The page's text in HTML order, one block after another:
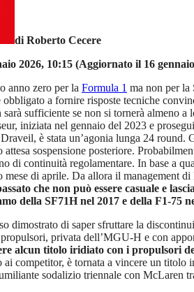
di Roberto Cecere
2026, 10:15 (Aggiornato il 16
anno zero per la Formula 1 ma non per la
a fornire risposte tecniche
sarà sufficiente se non si tornerà almeno
iniziata nel gennaio del 2023 e
è stata un’agonia lunga 24 round.
attesa sospensione posteriore.
di continuità regolamentare. In base a
mese di aprile. Da allora il management
che non può essere casuale e
della SF71H nel 2017 e della F1-75
dimostrato di saper sfruttare la
privata dell’MGU-H e con
alcun titolo iridiato con i propulsori
ai competitor, è tornata a vincere un
sodalizio triennale con McLaren